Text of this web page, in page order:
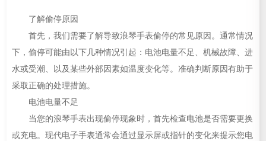
了解偷停原因
首先，我们需要了解导致浪琴手表偷停的常见原因。通常情况
下，偷停可能由以下几种情况引起：电池电量不足、机械故障、进
水或受潮、以及某些外部因素如温度变化等。准确判断原因有助于
采取正确的处理措施。
电池电量不足
当您的浪琴手表出现偷停现象时，首先检查电池是否需要更换
或充电。现代电子手表通常会通过显示屏或指针的变化来提示您电